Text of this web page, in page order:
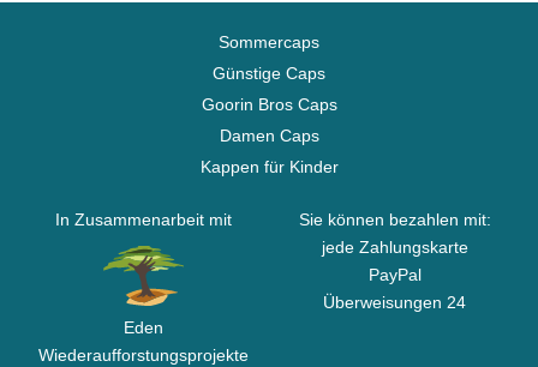
Sommercaps
Günstige Caps
Goorin Bros Caps
Damen Caps
Kappen für Kinder
In Zusammenarbeit mit
Eden
Wiederaufforstungsprojekte
Sie können bezahlen mit:
jede Zahlungskarte
PayPal
Überweisungen 24